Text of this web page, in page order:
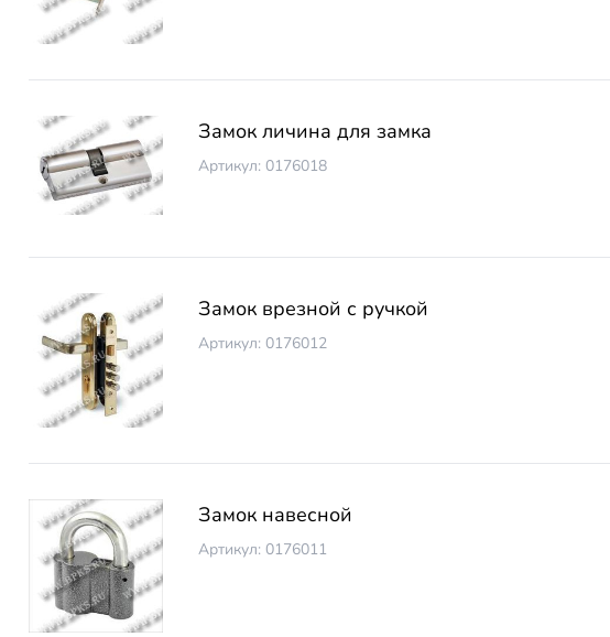
Замок личина для замка
Артикул: 0176018
Замок врезной с ручкой
Артикул: 0176012
Замок навесной
Артикул: 0176011